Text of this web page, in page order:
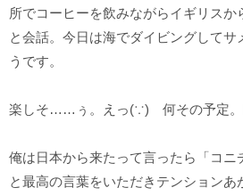
所でコーヒーを飲みながらイギリスか
と会話。今日は海でダイビングしてサ
うです。
楽しそ……ぅ。えっ(∵) 何その予定。
俺は日本から来たって言ったら「コニ
と最高の言葉をいただきテンションあ